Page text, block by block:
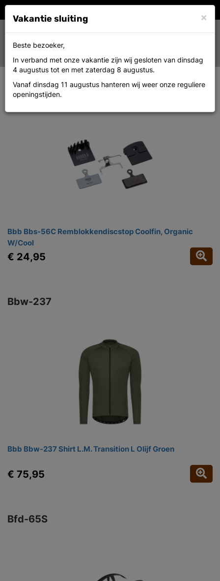
Toggle
navigation
MENU
Bbs-56C
Bbb Bbs-56C Remblokkendiscstop Coolfin, Organic
W/Cool
€ 24,95
Bbw-237
Bbb Bbw-237 Shirt L.M. Transition L Olijf Groen
€ 75,95
Bfd-65S
×
Vakantie sluiting
Beste bezoeker,
In verband met onze vakantie zijn wij gesloten van dinsdag
4 augustus tot en met zaterdag 8 augustus.
Vanaf dinsdag 11 augustus hanteren wij weer onze reguliere
openingstijden.